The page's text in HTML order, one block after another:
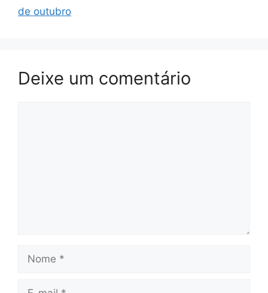
de outubro
Deixe um comentário